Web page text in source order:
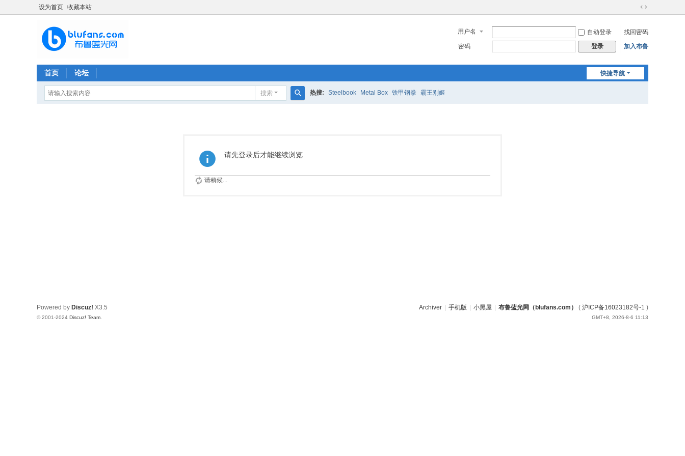
设为首页 收藏本站
切
到
宽
用户名 自动登录
找回密码
密码
登录 加入布鲁
快捷导航
首页 论坛
搜索 热搜: Steelbook Metal Box 铁甲钢拳 霸王别姬
请先登录后才能继续浏览
请稍候...
Archiver 手机版 小黑屋 布鲁蓝光网（blufans.com） ( 沪ICP备16023182号-1 )
GMT+8, 2026-8-6 11:13
Powered by Discuz! X3.5
© 2001-2024 Discuz! Team